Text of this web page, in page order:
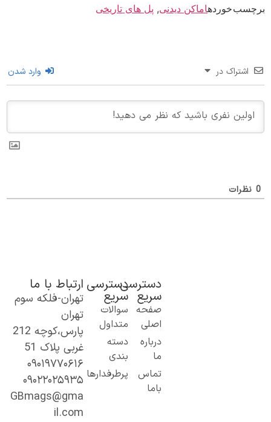
خوردهاماکن دیدنی,پل های تاریخی
اشتراک در وارد شدن
دسترسی
سریع
صفحه
اصلی
درباره
تماس
دسترسی
سریع
سوالات
متداول
دسته
بندی
پرطرفدارها
ارتباط با ما
تهران-فلکه سوم
تهران
پارس،کوچه 212
غربی پلاک 51
۰۹۰۱۹۷۷۰۶۱۶
۰۹۰۲۲۰۲۵۹۳۵
GBmags@gma
il.com